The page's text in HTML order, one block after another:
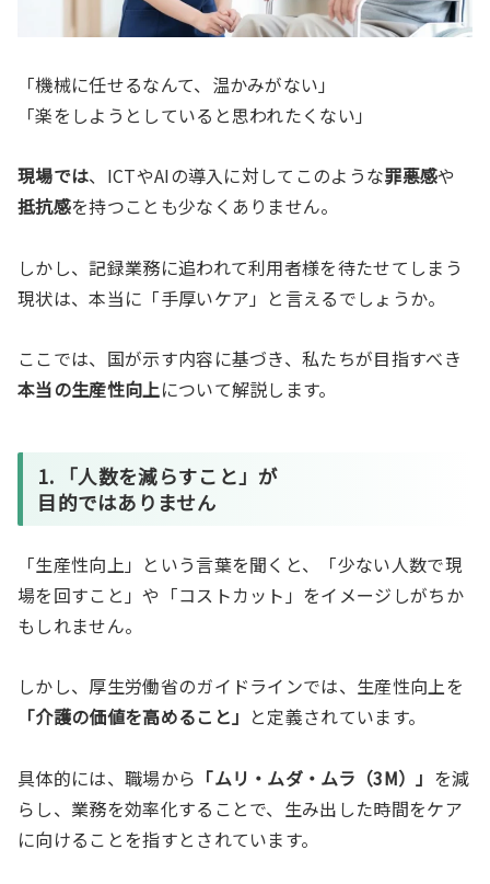
「機械に任せるなんて、温かみがない」
「楽をしようとしていると思われたくない」
現場では、ICTやAIの導入に対してこのような罪悪感や
抵抗感を持つことも少なくありません。
しかし、記録業務に追われて利用者様を待たせてしまう
現状は、本当に「手厚いケア」と言えるでしょうか。
ここでは、国が示す内容に基づき、私たちが目指すべき
本当の生産性向上について解説します。
1. 「人数を減らすこと」が
目的ではありません
「生産性向上」という言葉を聞くと、「少ない人数で現
場を回すこと」や「コストカット」をイメージしがちか
もしれません。
しかし、厚生労働省のガイドラインでは、生産性向上を
「介護の価値を高めること」 と定義されています。
具体的には、職場から 「ムリ・ムダ・ムラ（3M）」 を減
らし、業務を効率化することで、生み出した時間をケア
に向けることを指すとされています。